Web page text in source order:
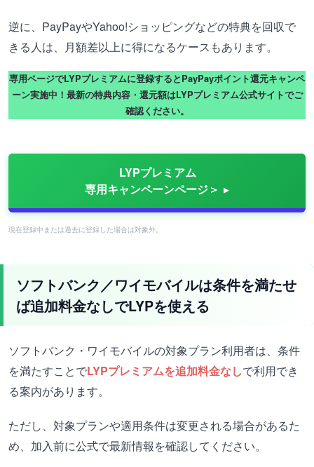
逆に、PayPayやYahoo!ショッピングなどの特典を回収で
きる人は、月額差以上に得になるケースもあります。
専用ページでLYPプレミアムに登録するとPayPayポイント還元キャンペ
ーン実施中！最新の特典内容・還元額はLYPプレミアム公式サイトでご
確認ください。
LYPプレミアム
専用キャンペーンページ＞
現在登録中または過去に登録した場合は対象外。
ソフトバンク／ワイモバイルは条件を満たせ
ば追加料金なしでLYPを使える
ソフトバンク・ワイモバイルの対象プラン利用者は、条件
を満たすことでLYPプレミアムを追加料金なしで利用でき
る案内があります。
ただし、対象プランや適用条件は変更される場合があるた
め、加入前に公式で最新情報を確認してください。